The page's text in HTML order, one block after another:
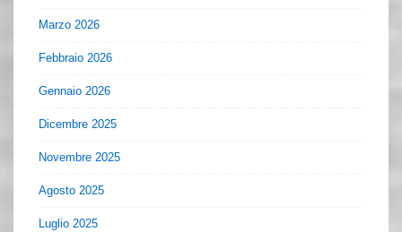
Marzo 2026
Febbraio 2026
Gennaio 2026
Dicembre 2025
Novembre 2025
Agosto 2025
Luglio 2025